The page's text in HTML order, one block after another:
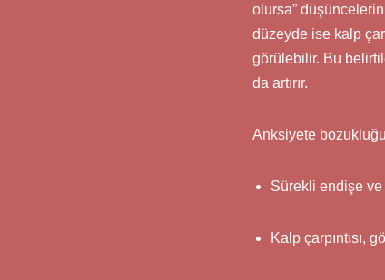
olursa”
düzeyde ise kalp
görülebilir. Bu
da artırır.
Anksiyete
Sürekli endişe
Kalp çarpıntısı,